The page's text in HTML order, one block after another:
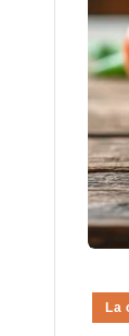
La